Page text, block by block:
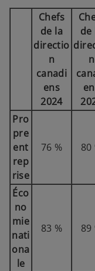
Chefs
de la
directio
n
canadi
ens
2024
de
n
Pro
pre
ent
rep
rise
76 % 80
Éco
no
mie
nati
ona
le
83 % 89